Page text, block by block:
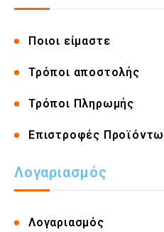
Ποιοι είμαστε
Τρόποι αποστολής
Τρόποι Πληρωμής
Επιστροφές
Λογαριασμός
Λογαριασμός